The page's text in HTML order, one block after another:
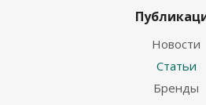
Новости
Статьи
Бренды